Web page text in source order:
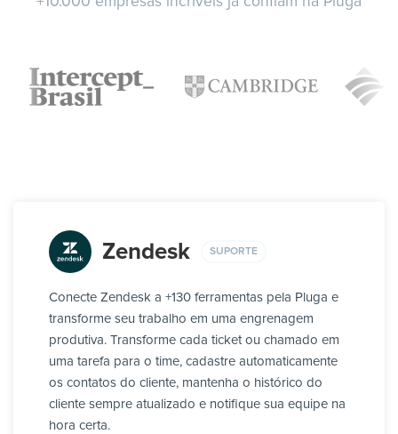
Zendesk SUPORTE
Conecte Zendesk a +130 ferramentas pela Pluga e
transforme seu trabalho em uma engrenagem
produtiva. Transforme cada ticket ou chamado em
uma tarefa para o time, cadastre automaticamente
os contatos do cliente, mantenha o histórico do
cliente sempre atualizado e notifique sua equipe na
hora certa.